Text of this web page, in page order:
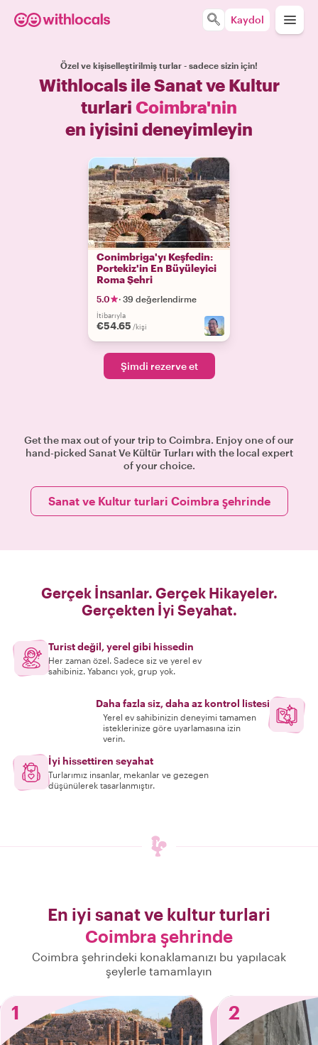
Kaydol
Özel ve kişiselleştirilmiş turlar - sadece sizin için!
Withlocals ile Sanat ve Kultur
turlari Coimbra'nin
en iyisini deneyimleyin
Conimbriga'yı Keşfedin:
Portekiz'in En Büyüleyici
Roma Şehri
5.0 · 39 değerlendirme
İtibarıyla
€54.65 /kişi
Şimdi rezerve et
Get the max out of your trip to Coimbra. Enjoy one of our
hand-picked Sanat Ve Kültür Turları with the local expert
of your choice.
Sanat ve Kultur turlari Coimbra şehrinde
Gerçek İnsanlar. Gerçek Hikayeler.
Gerçekten İyi Seyahat.
Turist değil, yerel gibi hissedin
Her zaman özel. Sadece siz ve yerel ev
sahibiniz. Yabancı yok, grup yok.
Daha fazla siz, daha az kontrol listesi
Yerel ev sahibinizin deneyimi tamamen
isteklerinize göre uyarlamasına izin
verin.
İyi hissettiren seyahat
Turlarımız insanlar, mekanlar ve gezegen
düşünülerek tasarlanmıştır.
En iyi sanat ve kultur turlari
Coimbra şehrinde
Coimbra şehrindeki konaklamanızı bu yapılacak
şeylerle tamamlayın
1 2